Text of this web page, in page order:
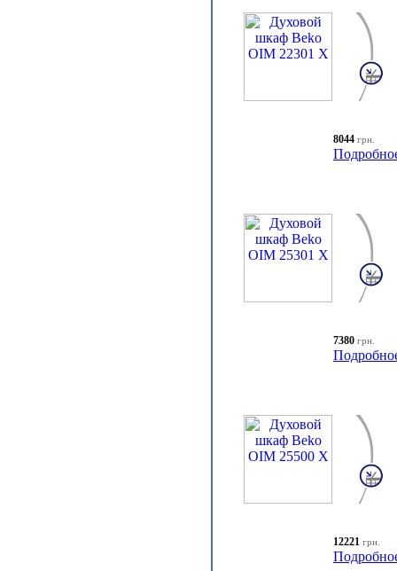
8044 грн.
7380 грн.
12221 грн.